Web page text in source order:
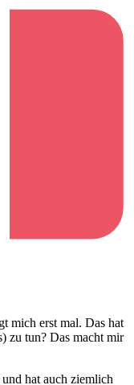
mich erst mal. Das hat
zu tun? Das macht mir
hat auch ziemlich